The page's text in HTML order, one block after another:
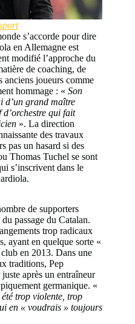
s’accorde pour dire
en Allemagne est
modifié l’approche du
de coaching, de
anciens joueurs comme
hommage : « Son
d’un grand maître
d’orchestre qui fait
». La direction
des travaux
pas un hasard si des
Thomas Tuchel se sont
s’inscrivent dans le
de supporters
passage du Catalan.
trop radicaux
ayant en quelque sorte «
en 2013. Dans une
traditions, Pep
après un entraîneur
germanique. «
trop violente, trop
en « voudrais » toujours